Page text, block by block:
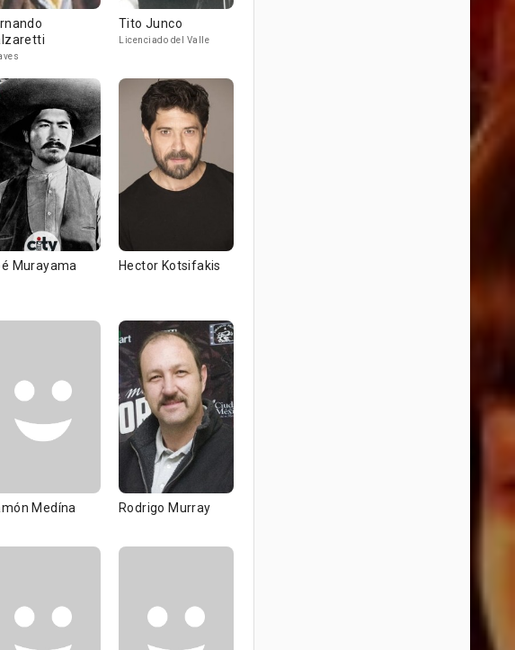
Tito Junco
Licenciado del Valle
Murayama Hector Kotsifakis
Medína Rodrigo Murray